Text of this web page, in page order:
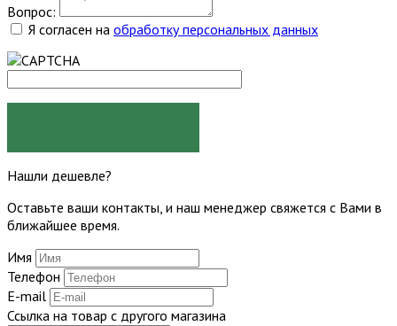
Вопрос:
Я согласен на обработку персональных данных
Нашли дешевле?
Оставьте ваши контакты, и наш менеджер свяжется с Вами в
ближайшее время.
Имя
Телефон
E-mail
Ссылка на товар с другого магазина